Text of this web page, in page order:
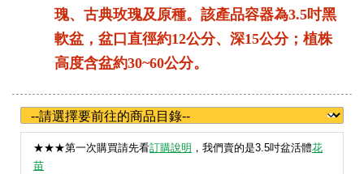
瑰、古典玫瑰及原種。該產品容器為3.5吋黑
軟盆，盆口直徑約12公分、深15公分；植株
高度含盆約30~60公分。
★★★第一次購買請先看訂購說明 ，我們賣的是3.5吋盆活體花
苗